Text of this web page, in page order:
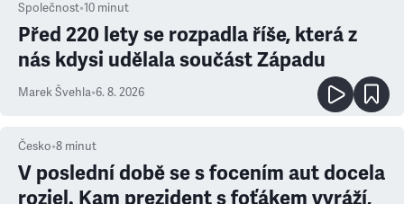
Společnost•10 minut
Před 220 lety se rozpadla říše, která z
nás kdysi udělala součást Západu
Marek Švehla•6. 8. 2026
Česko•8 minut
V poslední době se s focením aut docela
rozjel. Kam prezident s foťákem vyráží,